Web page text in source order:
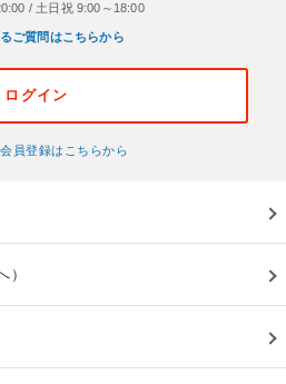
/ 土日祝 9:00～18:00
ご質問はこちらから
ログイン
員登録はこちらから
）